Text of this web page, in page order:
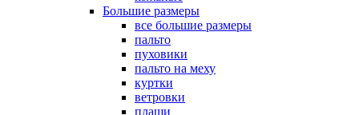
Большие размеры
все большие размеры
пальто
пуховики
пальто на меху
куртки
ветровки
плащи